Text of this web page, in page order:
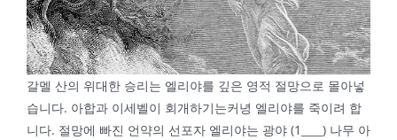
갈멜 산의 위대한 승리는 엘리야를 깊은 영적 절망으로 몰아넣
습니다. 아합과 이세벨이 회개하기는커녕 엘리야를 죽이려 합
니다. 절망에 빠진 언약의 선포자 엘리야는 광야 (1____) 나무 아